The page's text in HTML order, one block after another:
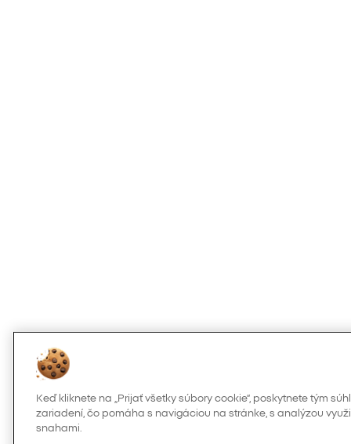
Keď kliknete na „Prijať všetky súbory cookie“, poskytnete tým
zariadení, čo pomáha s navigáciou na stránke, s analýzou
snahami.